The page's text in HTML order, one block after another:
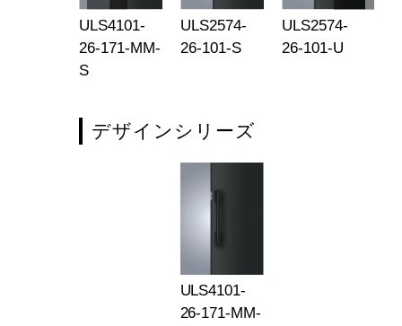
ULS4101-
26-171-MM-
S
ULS2574-
26-101-S
ULS2574-
26-101-U
デザインシリーズ
ULS4101-
26-171-MM-